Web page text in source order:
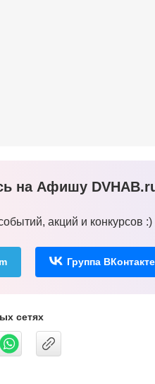
на Афишу
акций и конкурсов :)
Группа ВКонтакте
сетях